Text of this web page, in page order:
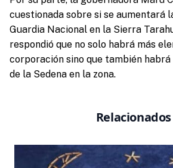
cuestionada sobre si se aumentará
Guardia Nacional en la Sierra
respondió que no solo habrá más
corporación sino que también
de la Sedena en la zona.
Relacionados